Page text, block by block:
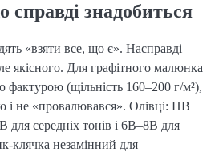
знадобиться
«взяти все, що є». Насправді
якісного. Для графітного малюнка
фактурою (щільність 160–200 г/м²),
і не «провалювався». Олівці: HB
для середніх тонів і 6B–8B для
клячка незамінний для